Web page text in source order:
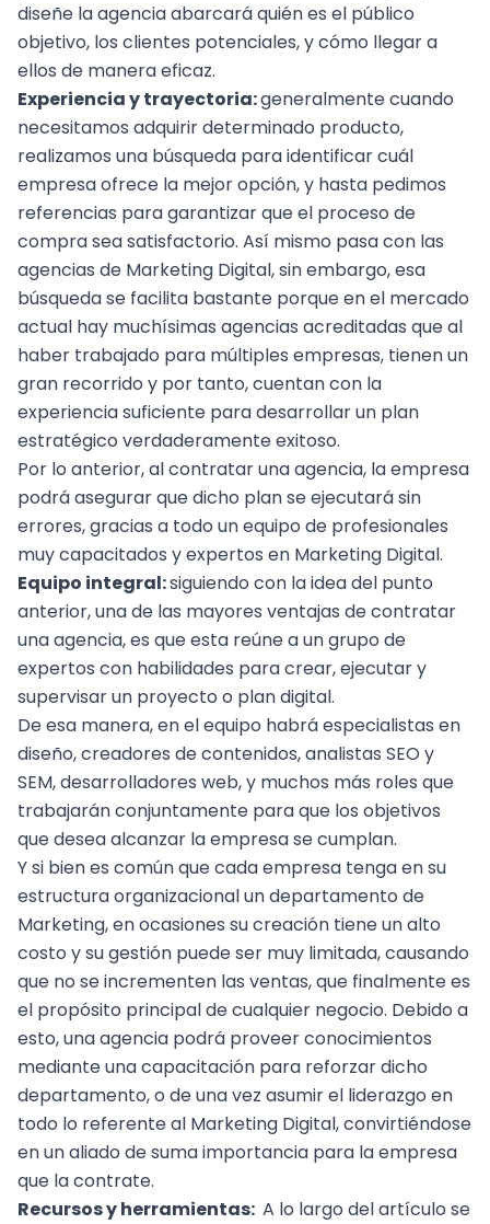
diseñe la agencia abarcará quién es el público
objetivo, los clientes potenciales, y cómo llegar a
ellos de manera eficaz.
Experiencia y trayectoria:generalmente cuando
necesitamos adquirir determinado producto,
realizamos una búsqueda para identificar cuál
empresa ofrece la mejor opción, y hasta pedimos
referencias para garantizar que el proceso de
compra sea satisfactorio. Así mismo pasa con las
agencias de Marketing Digital, sin embargo, esa
búsqueda se facilita bastante porque en el mercado
actual hay muchísimas agencias acreditadas que al
haber trabajado para múltiples empresas, tienen un
gran recorrido y por tanto, cuentan con la
experiencia suficiente para desarrollar un plan
estratégico verdaderamente exitoso.
Por lo anterior, al contratar una agencia, la empresa
podrá asegurar que dicho plan se ejecutará sin
errores, gracias a todo un equipo de profesionales
muy capacitados yexpertos en Marketing Digital.
Equipo integral:siguiendo con la idea del punto
anterior, una de las mayores ventajas de contratar
una agencia, es que esta reúne a un grupo de
expertos con habilidades para crear, ejecutar y
supervisar un proyecto o plan digital.
De esa manera, en el equipo habrá especialistas en
diseño, creadores de contenidos, analistas SEO y
SEM, desarrolladores web, y muchos más roles que
trabajarán conjuntamente para que los objetivos
que desea alcanzar la empresa se cumplan.
Y si bien es común que cada empresa tenga en su
estructura organizacional un departamento de
Marketing, en ocasiones su creación tiene un alto
costo y su gestión puede ser muy limitada, causando
que no se incrementen las ventas, que finalmente es
el propósito principal de cualquier negocio. Debido a
esto, una agencia podrá proveer conocimientos
mediante una capacitación para reforzar dicho
departamento, o de una vez asumir el liderazgo en
todo lo referente al Marketing Digital, convirtiéndose
en un aliado de suma importancia para la empresa
que la contrate.
Recursos y herramientas: A lo largo del artículo se